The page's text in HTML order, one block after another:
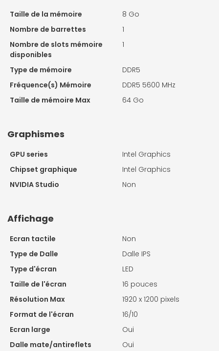
Taille de la mémoire
8 Go
Nombre de barrettes
1
Nombre de slots mémoire
disponibles
1
Type de mémoire
DDR5
Fréquence(s) Mémoire
DDR5 5600 MHz
Taille de mémoire Max
64 Go
Graphismes
GPU series
Intel Graphics
Chipset graphique
Intel Graphics
NVIDIA Studio
Non
Affichage
Ecran tactile
Non
Type de Dalle
Dalle IPS
Type d'écran
LED
Taille de l'écran
16 pouces
Résolution Max
1920 x 1200 pixels
Format de l'écran
16/10
Ecran large
Oui
Dalle mate/antireflets
Oui